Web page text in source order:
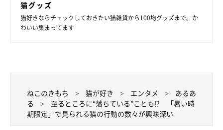
す」
「3頭いますが、廊下に散らかります。ダラダラと横たわ
って」
猫グッズ
猫好きならチェックしておきたい猫雑貨から100均グッズまで。か
わいい集まってます
ねこのきもち 猫が好き エンタメ
あるあ
る
至るところに“落ちている”ことも!? 「暑い時
期限定」で見られる猫の行動の数々が興味深い